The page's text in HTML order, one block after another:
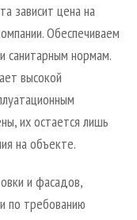
зависит цена на
Обеспечиваем
санитарным нормам.
высокой
их остается лишь
на объекте.
и фасадов,
по требованию